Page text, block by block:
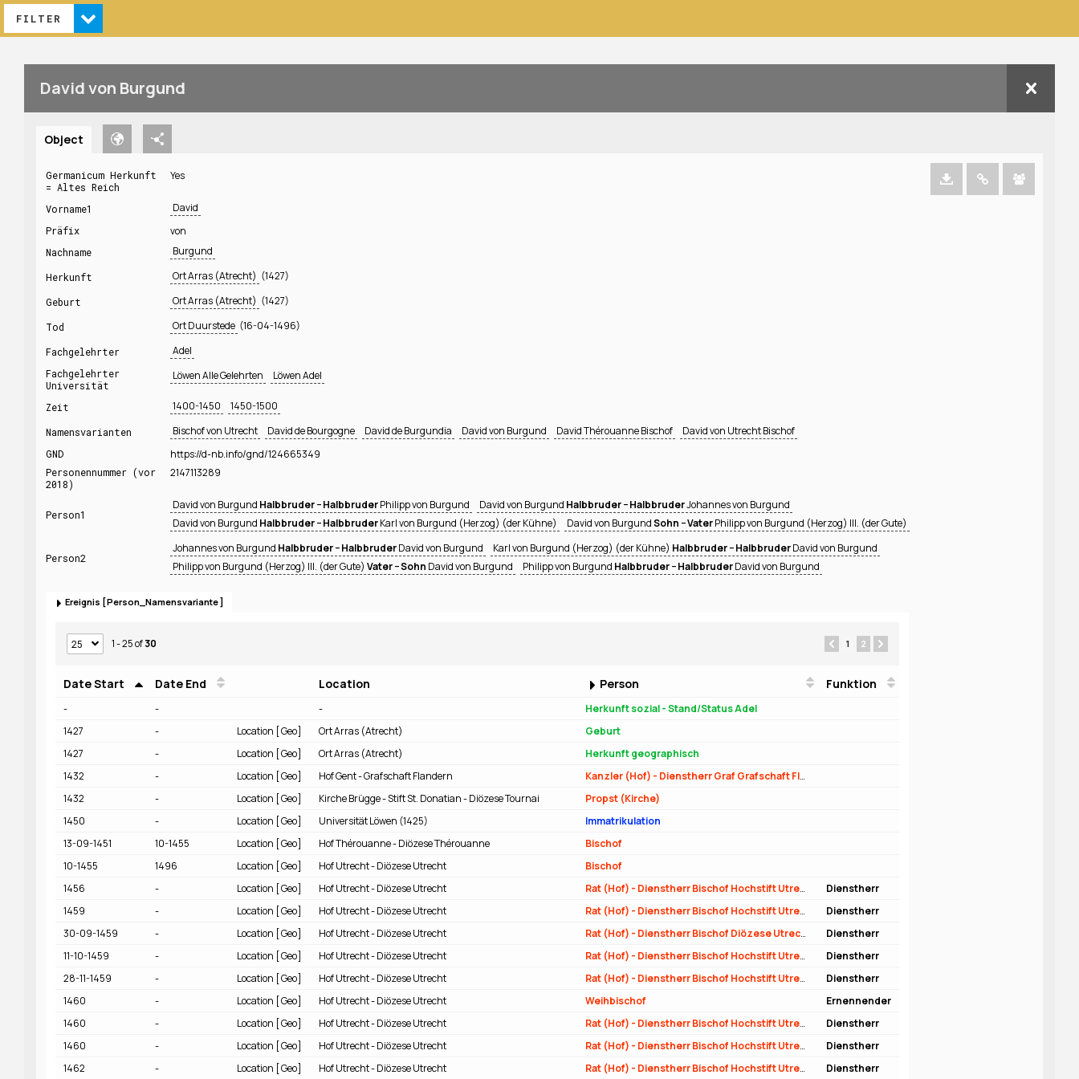
FILTER
David von Burgund
Object
Germanicum Herkunft
= Altes Reich
Yes
Vorname1 David
Präfix von
Nachname Burgund
Herkunft Ort Arras (Atrecht) (1427)
Geburt Ort Arras (Atrecht) (1427)
Tod Ort Duurstede (16-04-1496)
Fachgelehrter Adel
Fachgelehrter
Universität
Löwen Alle Gelehrten Löwen Adel
Zeit 1400-1450 1450-1500
Namensvarianten Bischof von Utrecht David de Bourgogne David de Burgundia David von Burgund David Thérouanne Bischof David von Utrecht Bischof
GND https://d-nb.info/gnd/124665349
Personennummer (vor
2018)
2147113289
Person1
David von Burgund Halbbruder − HalbbruderPhilipp von Burgund David von Burgund Halbbruder − HalbbruderJohannes von Burgund
David von Burgund Halbbruder − HalbbruderKarl von Burgund (Herzog) (der Kühne) David von BurgundSohn − VaterPhilipp von Burgund (Herzog) III. (der Gute)
Person2
Johannes von Burgund Halbbruder − HalbbruderDavid von Burgund Karl von Burgund (Herzog) (der Kühne) Halbbruder − HalbbruderDavid von Burgund
Philipp von Burgund (Herzog) III. (der Gute) Vater − Sohn David von Burgund Philipp von Burgund Halbbruder − HalbbruderDavid von Burgund
Ereignis Person_Namensvariante
1 - 25of30 1 2
Date Start Date End Location Person Funktion
- - -
Herkunft sozial - Stand/Status Adel
1427
- Location Geo Ort Arras (Atrecht)
Geburt
1427
- Location Geo Ort Arras (Atrecht)
Herkunft geographisch
1432
- Location Geo Hof Gent - Grafschaft Flandern
Kanzler (Hof) - Dienstherr Graf Grafschaft Flandern
1432
- Location Geo Kirche Brügge - Stift St. Donatian - Diözese Tournai
Propst (Kirche)
1450
- Location Geo Universität Löwen (1425)
Immatrikulation
13-09-1451
10-1455 Location Geo Hof Thérouanne - Diözese Thérouanne
Bischof
10-1455
1496 Location Geo Hof Utrecht - Diözese Utrecht
Bischof
1456
- Location Geo Hof Utrecht - Diözese Utrecht Rat (Hof) - Dienstherr Bischof Hochstift Utrecht - Diözese Utrecht
Dienstherr
1459
- Location Geo Hof Utrecht - Diözese Utrecht Rat (Hof) - Dienstherr Bischof Hochstift Utrecht - Diözese Utrecht
Dienstherr
30-09-1459
- Location Geo Hof Utrecht - Diözese Utrecht Rat (Hof) - Dienstherr Bischof Diözese Utrecht
Dienstherr
11-10-1459
- Location Geo Hof Utrecht - Diözese Utrecht Rat (Hof) - Dienstherr Bischof Hochstift Utrecht - Diözese Utrecht
Dienstherr
28-11-1459
- Location Geo Hof Utrecht - Diözese Utrecht Rat (Hof) - Dienstherr Bischof Hochstift Utrecht - Diözese Utrecht
Dienstherr
1460
- Location Geo Hof Utrecht - Diözese Utrecht Weihbischof
Ernennender
1460
- Location Geo Hof Utrecht - Diözese Utrecht Rat (Hof) - Dienstherr Bischof Hochstift Utrecht - Diözese Utrecht
Dienstherr
1460
- Location Geo Hof Utrecht - Diözese Utrecht Rat (Hof) - Dienstherr Bischof Hochstift Utrecht - Diözese Utrecht
Dienstherr
1462
- Location Geo Hof Utrecht - Diözese Utrecht Rat (Hof) - Dienstherr Bischof Hochstift Utrecht - Diözese Utrecht Dienstherr